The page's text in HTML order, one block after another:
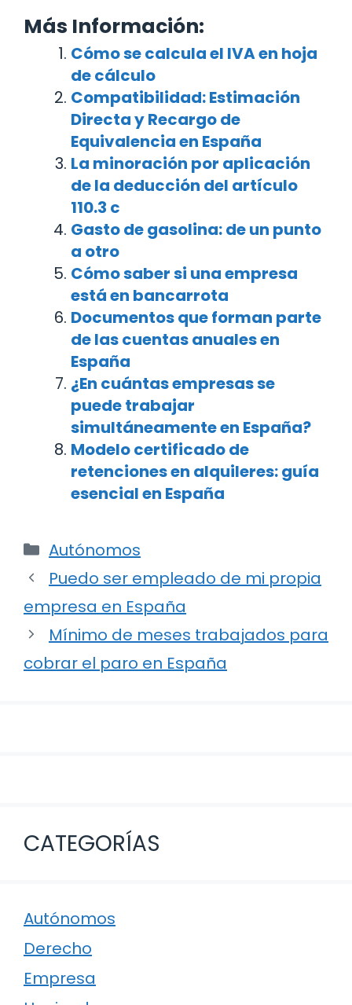
Más Información:
Cómo se calcula el IVA en hoja
de cálculo
Compatibilidad: Estimación
Directa y Recargo de
Equivalencia en España
La minoración por aplicación
de la deducción del artículo
110.3 c
Gasto de gasolina: de un punto
a otro
Cómo saber si una empresa
está en bancarrota
Documentos que forman parte
de las cuentas anuales en
España
¿En cuántas empresas se
puede trabajar
simultáneamente en España?
Modelo certificado de
retenciones en alquileres: guía
esencial en España
Categorías
Autónomos
Navegación
de
entradas
Puedo ser empleado de mi propia
empresa en España
Mínimo de meses trabajados para
cobrar el paro en España
CATEGORÍAS
Autónomos
Derecho
Empresa